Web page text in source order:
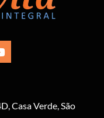
Casa Verde, São